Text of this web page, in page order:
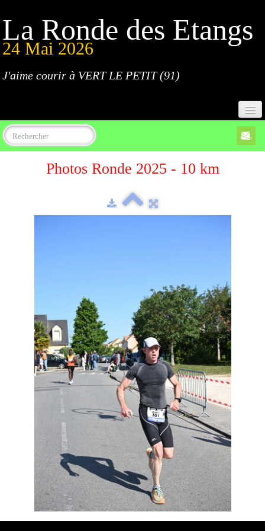
La Ronde des Etangs
24 Mai 2026
J'aime courir à VERT LE PETIT (91)
Accueil
Programme
Devenez bénévoles
Partenaires
Photos▼
Photos Ronde 2025 - 10 km